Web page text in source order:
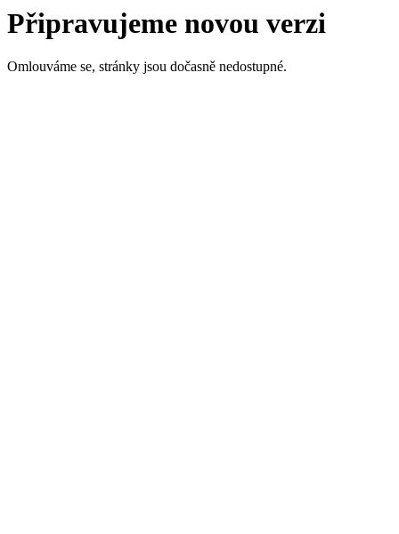
Připravujeme novou verzi
Omlouváme se, stránky jsou dočasně nedostupné.